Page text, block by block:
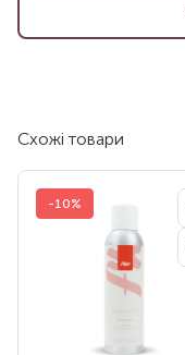
Схожі товари
-10%